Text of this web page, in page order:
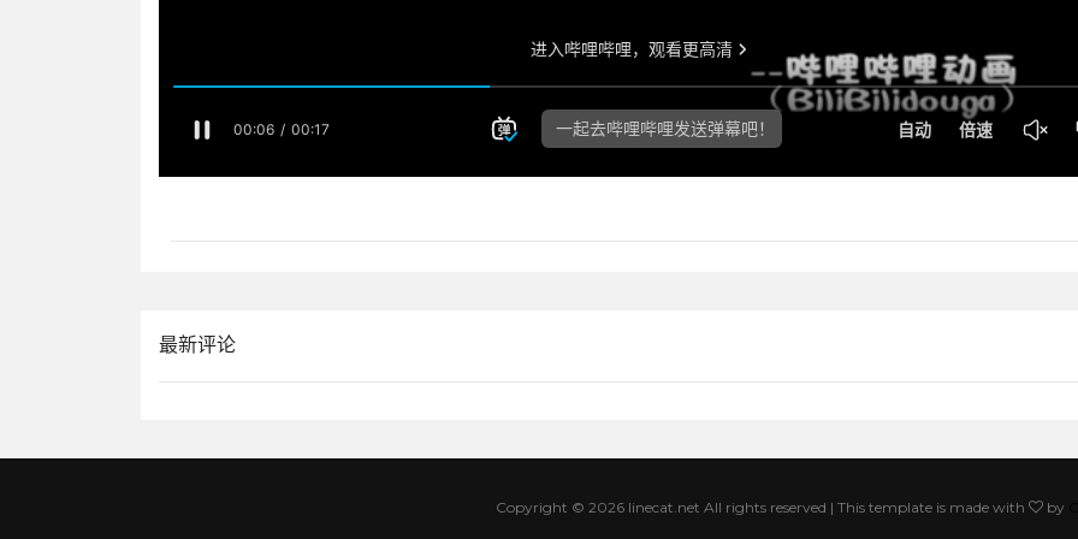
最新评论
Copyright © 2026 linecat.net All rights reserved | This template is made with by